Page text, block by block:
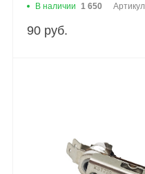
В наличии 1 650 Артикул
90 руб.